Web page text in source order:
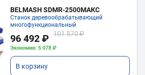
BELMASH SDMR-2500МАКС
Станок деревообрабатывающий
многофункциональный
96 492 ₽ 101 570 ₽
Экономия: 5 078 ₽
В корзину